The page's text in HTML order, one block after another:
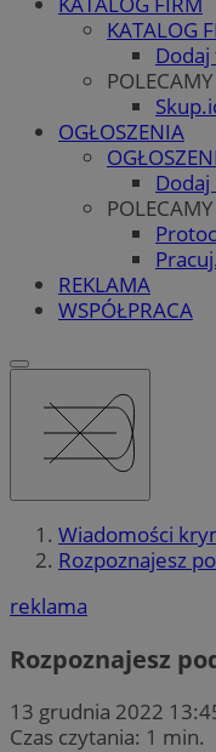
KATALOG
POLECAMY
OGŁOSZENIA
Dodaj
POLECAMY
REKLAMA
WSPÓŁPRACA
Wiadomości
Rozpoznajesz
reklama
Rozpoznajesz
13 grudnia 2022
Czas czytania: 1 min.